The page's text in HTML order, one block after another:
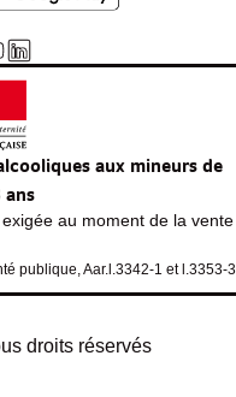
aux mineurs de
ans
au moment de la vente
publique, Aar.l.3342-1 et l.3353-3
droits réservés